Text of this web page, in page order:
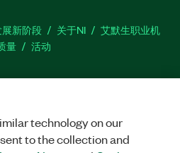
新阶段 关于NI
艾默生职业机
量 活动
technology on our
to the collection and